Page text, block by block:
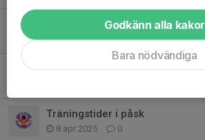
Klä dig i klubbens färger
2 sep 2025 0
Träningstider i påsk
8 apr 2025 0
Godkänn alla kakor
Bara nödvändiga